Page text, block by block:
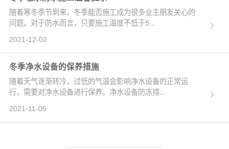
随着寒冬季节到来，冬季能否施工成为很多业主朋友关心的
问题。对于防水而言，只要施工温度不低于5...
2021-12-02
冬季净水设备的保养措施
随着天气逐渐转冷，过低的气温会影响净水设备的正常运
行，需要对净水设备进行保养。净水设备防冻措...
2021-11-05